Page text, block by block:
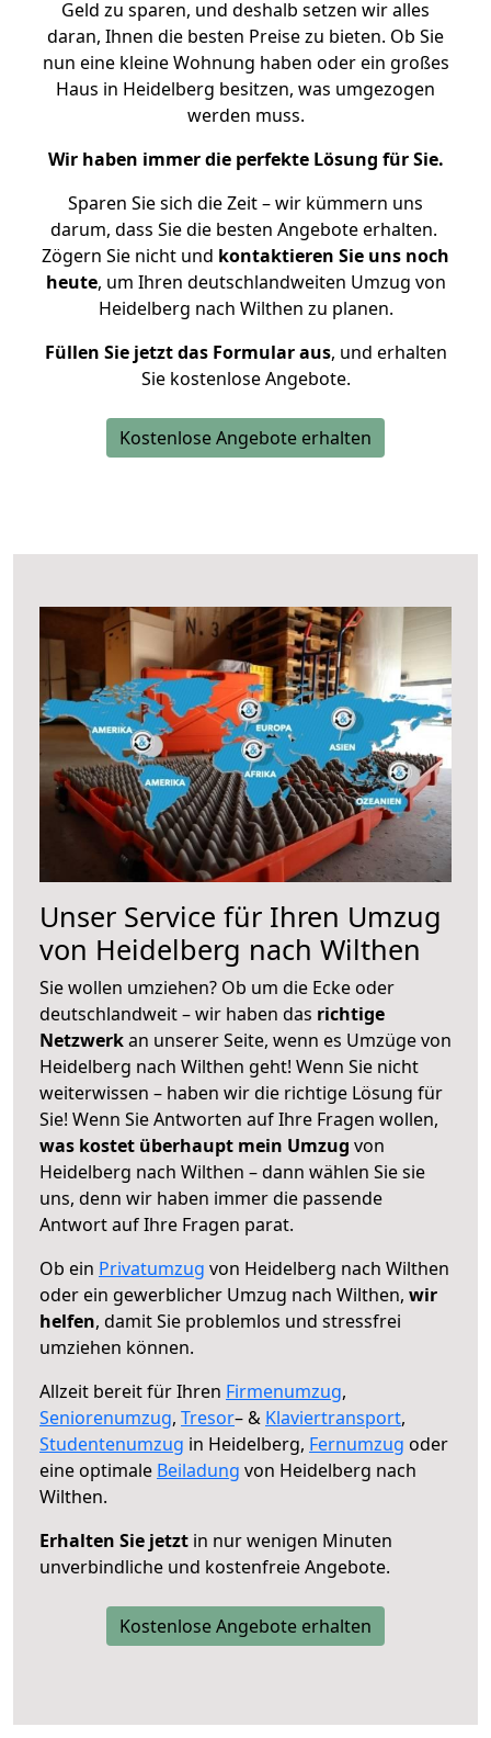
Geld zu sparen, und deshalb setzen wir alles
daran, Ihnen die besten Preise zu bieten. Ob Sie
nun eine kleine Wohnung haben oder ein großes
Haus in Heidelberg besitzen, was umgezogen
werden muss.
Wir haben immer die perfekte Lösung für Sie.
Sparen Sie sich die Zeit – wir kümmern uns
darum, dass Sie die besten Angebote erhalten.
Zögern Sie nicht und kontaktieren Sie uns noch
heute, um Ihren deutschlandweiten Umzug von
Heidelberg nach Wilthen zu planen.
Füllen Sie jetzt das Formular aus, und erhalten
Sie kostenlose Angebote.
Kostenlose Angebote erhalten
Unser Service für Ihren Umzug
von Heidelberg nach Wilthen
Sie wollen umziehen? Ob um die Ecke oder
deutschlandweit – wir haben das richtige
Netzwerkan unserer Seite, wenn es Umzüge von
Heidelberg nach Wilthen geht! Wenn Sie nicht
weiterwissen – haben wir die richtige Lösung für
Sie! Wenn Sie Antworten auf Ihre Fragen wollen,
was kostet überhaupt mein Umzug von
Heidelberg nach Wilthen – dann wählen Sie sie
uns, denn wir haben immer die passende
Antwort auf Ihre Fragen parat.
Ob ein Privatumzug von Heidelberg nach Wilthen
oder ein gewerblicher Umzug nach Wilthen, wir
helfen, damit Sie problemlos und stressfrei
umziehen können.
Allzeit bereit für Ihren Firmenumzug,
Seniorenumzug, Tresor– & Klaviertransport,
Studentenumzug in Heidelberg, Fernumzug oder
eine optimale Beiladung von Heidelberg nach
Wilthen.
Erhalten Sie jetzt in nur wenigen Minuten
unverbindliche und kostenfreie Angebote.
Kostenlose Angebote erhalten